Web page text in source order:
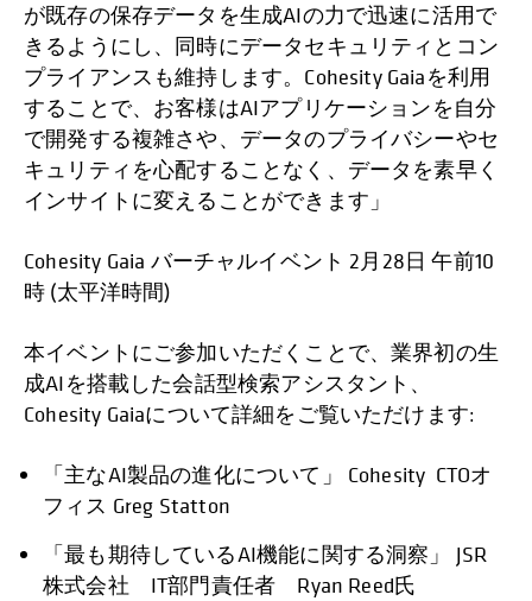
が既存の保存データを生成AIの力で迅速に活用で
きるようにし、同時にデータセキュリティとコン
プライアンスも維持します。Cohesity Gaiaを利用
することで、お客様はAIアプリケーションを自分
で開発する複雑さや、データのプライバシーやセ
キュリティを心配することなく、データを素早く
インサイトに変えることができます」
Cohesity Gaia バーチャルイベント 2月28日 午前10
時 (太平洋時間)
本イベントにご参加いただくことで、業界初の生
成AIを搭載した会話型検索アシスタント、
Cohesity Gaiaについて詳細をご覧いただけます:
「主なAI製品の進化について」 Cohesity CTOオ
フィス Greg Statton
「最も期待しているAI機能に関する洞察」 JSR
株式会社 IT部門責任者 Ryan Reed氏